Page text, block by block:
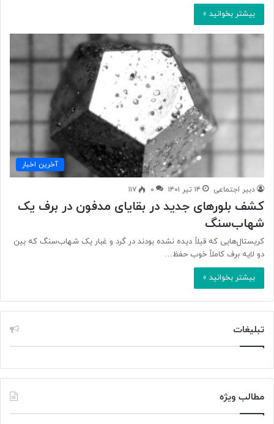
بیشتر بخوانید »
آخرین اخبار
دبیر اجتماعی ۱۴ تیر ۱۴۰۱ ۰ ۱۱۷
کشف بلورهای جدید در بقایای مدفون در برف یک
شهاب‌سنگ
کریستال‌هایی که قبلاً دیده نشده بودند در گرد و غبار یک شهاب‌سنگ که بین
دو لایه برف کاملاً خوب حفظ…
بیشتر بخوانید »
تبلیغات
مطالب ویژه